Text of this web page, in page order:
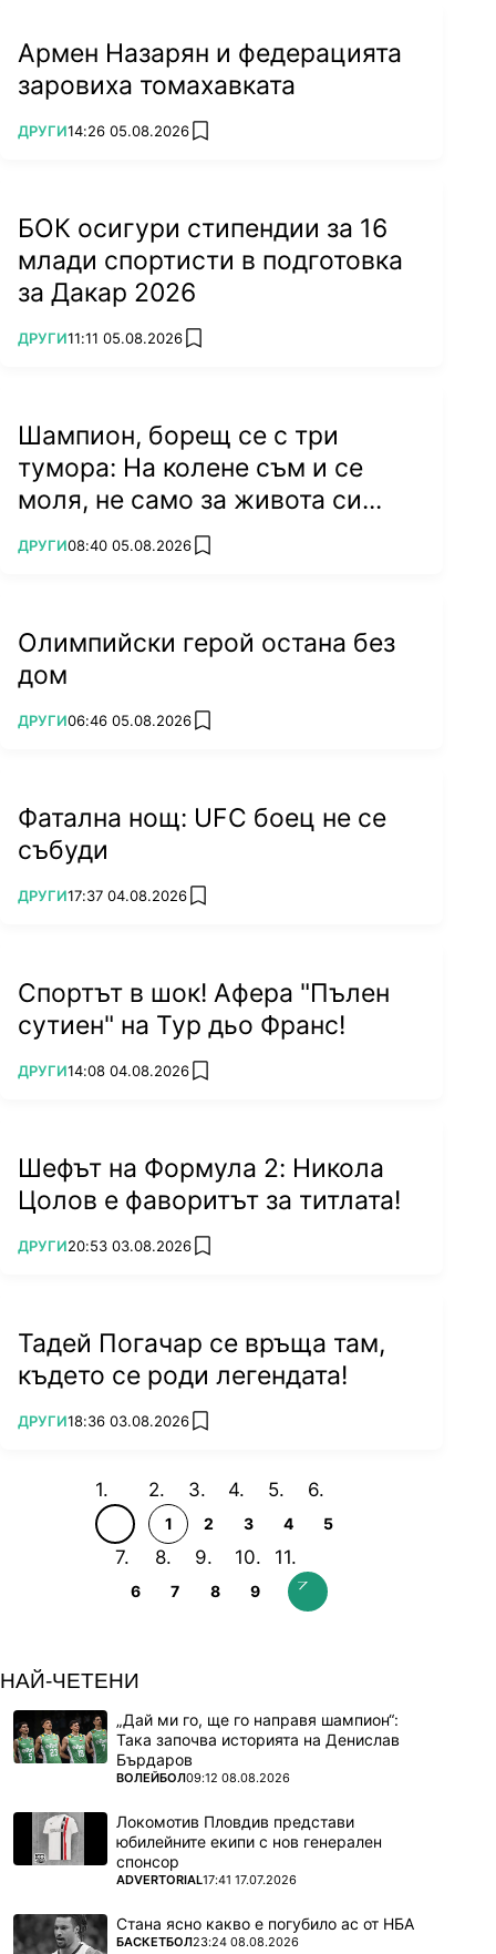
Армен Назарян и федерацията
заровиха томахавката
ПОВЕЧЕ ОТ
ДРУГИ14:26 05.08.2026 add favorites
БОК осигури стипендии за 16
млади спортисти в подготовка
за Дакар 2026
ПОВЕЧЕ ОТ
ДРУГИ11:11 05.08.2026 add favorites
Шампион, борещ се с три
тумора: На колене съм и се
моля, не само за живота си...
ПОВЕЧЕ ОТ
ДРУГИ08:40 05.08.2026 add favorites
Олимпийски герой остана без
дом
ПОВЕЧЕ ОТ
ДРУГИ06:46 05.08.2026 add favorites
Фатална нощ: UFC боец не се
събуди
ПОВЕЧЕ ОТ
ДРУГИ17:37 04.08.2026 add favorites
Спортът в шок! Афера "Пълен
сутиен" на Тур дьо Франс!
ПОВЕЧЕ ОТ
ДРУГИ14:08 04.08.2026 add favorites
Шефът на Формула 2: Никола
Цолов е фаворитът за титлата!
ПОВЕЧЕ ОТ
ДРУГИ20:53 03.08.2026 add favorites
Тадей Погачар се връща там,
където се роди легендата!
ПОВЕЧЕ ОТ
ДРУГИ18:36 03.08.2026 add favorites
1 2 3 4 5
6 7 8 9
НАЙ-ЧЕТЕНИ
„Дай ми го, ще го направя шампион“:
Така започва историята на Денислав
Бърдаров
ПОВЕЧЕ ОТ
ВОЛЕЙБОЛ09:12 08.08.2026
Локомотив Пловдив представи
юбилейните екипи с нов генерален
спонсор
ПОВЕЧЕ ОТ
ADVERTORIAL17:41 17.07.2026
Стана ясно какво е погубило ас от НБА
ПОВЕЧЕ ОТ
БАСКЕТБОЛ23:24 08.08.2026